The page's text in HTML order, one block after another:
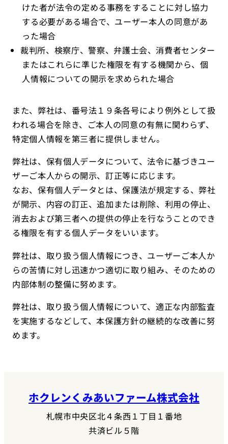
けた者が法令の定める事務をすることに対し協力
する必要がある場合で、ユーザー本人の同意があ
った場合
裁判所、検察庁、警察、弁護士会、消費者センター
またはこれらに準じた権限を有する機関から、個
人情報についての開示を求められた場合
また、弊社は、番号法１９条各号により例外として扱
われる場合を除き、ご本人の同意の有無に関わらず、
特定個人情報を第三者に提供しません。
弊社は、保有個人データについて、法令に基づきユー
ザーご本人からの開示、訂正等に応じます。
なお、保有個人データとは、保護法が規定する、弊社
が開示、内容の訂正、追加または削除、利用の停止、
消去および第三者への提供の停止を行なうことのでき
る権限を有する個人データをいいます。
弊社は、取り扱う個人情報につき、ユーザーご本人か
らの苦情に対し迅速かつ適切に取り組み、そのための
内部体制の整備に努めます。
弊社は、取り扱う個人情報について、適正な内部監査
を実施するなどして、本保護方針の継続的な改善に努
めます。
ホクレンくみあいファーム株式会社
札幌市中央区北４条西１丁目１番地
共済ビル５階